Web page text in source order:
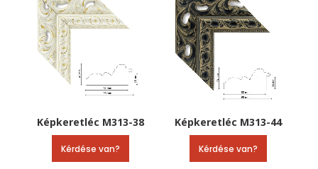
Képkeretléc M313-38
Kérdése van?
Képkeretléc M313-44
Kérdése van?